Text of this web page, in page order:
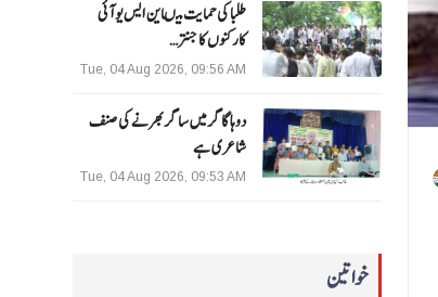
طلبا کی حمایت میںاین ایس یو آئی
کارکنوں کا جنتر…
Tue, 04 Aug 2026, 09:56 AM
دوہا گاگر میں ساگر بھرنے کی صنف
شاعری ہے
Tue, 04 Aug 2026, 09:53 AM
خواتین